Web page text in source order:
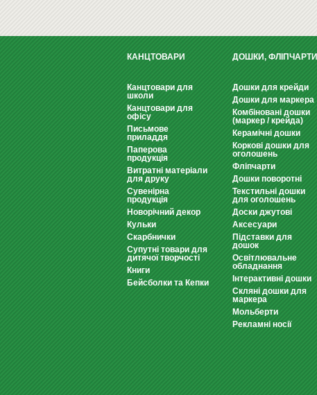
КАНЦТОВАРИ
Канцтовари для
школи
Канцтовари для
офісу
Письмове
приладдя
Паперова
продукція
Витратні матеріали
для друку
Сувенірна
продукція
Новорічний декор
Кульки
Скарбнички
Супутні товари для
дитячої творчості
Книги
Бейсболки та Кепки
ДОШКИ, ФЛІПЧАРТИ
Дошки для крейди
Дошки для маркера
Комбіновані дошки
(маркер / крейда)
Керамічні дошки
Коркові дошки для
оголошень
Фліпчарти
Дошки поворотні
Текстильні дошки
для оголошень
Доски джутові
Аксесуари
Підставки для
дошок
Освітлювальне
обладнання
Інтерактивні дошки
Скляні дошки для
маркера
Мольберти
Рекламні носії